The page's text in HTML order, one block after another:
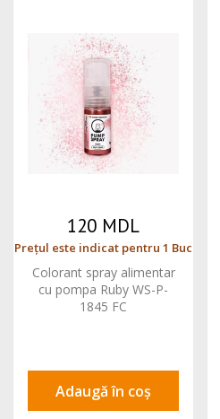
120 MDL
Prețul este indicat pentru 1 Buc
Colorant spray alimentar
cu pompa Ruby WS-P-
1845 FC
Adaugă în coș